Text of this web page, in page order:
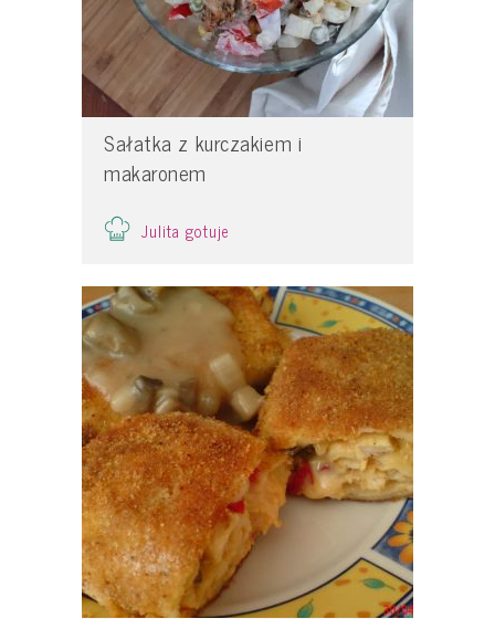
Sałatka z kurczakiem i
makaronem
Julita gotuje